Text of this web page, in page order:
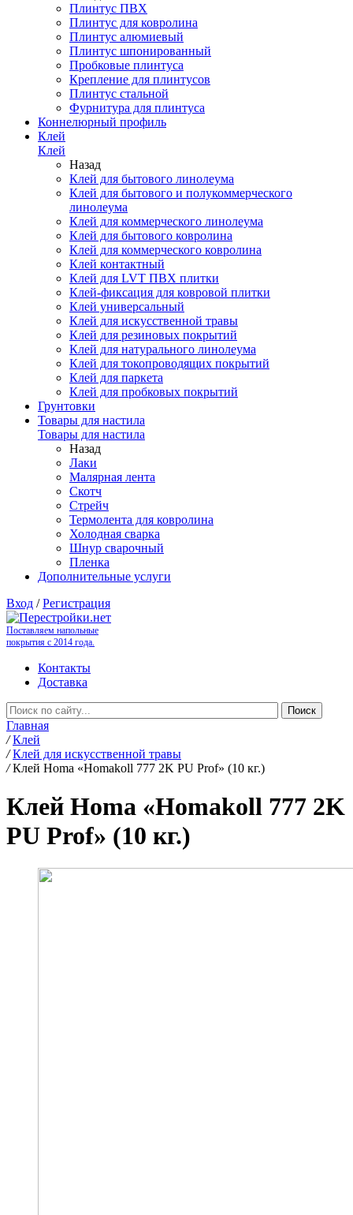
Плинтус ПВХ
Плинтус для ковролина
Плинтус алюмиевый
Плинтус шпонированный
Пробковые плинтуса
Крепление для плинтусов
Плинтус стальной
Фурнитура для плинтуса
Коннелюрный профиль
Клей
Клей
Назад
Клей для бытового линолеума
Клей для бытового и полукоммерческого
линолеума
Клей для коммерческого линолеума
Клей для бытового ковролина
Клей для коммерческого ковролина
Клей контактный
Клей для LVT ПВХ плитки
Клей-фиксация для ковровой плитки
Клей универсальный
Клей для искусственной травы
Клей для резиновых покрытий
Клей для натурального линолеума
Клей для токопроводящих покрытий
Клей для паркета
Клей для пробковых покрытий
Грунтовки
Товары для настила
Товары для настила
Назад
Лаки
Малярная лента
Скотч
Стрейч
Термолента для ковролина
Холодная сварка
Шнур сварочный
Пленка
Дополнительные услуги
Вход /Регистрация
Поставляем напольные
покрытия с 2014 года.
Контакты
Доставка
Главная
/ Клей
/ Клей для искусственной травы
/ Клей Homa «Homakoll 777 2K PU Prof» (10 кг.)
Клей Homa «Homakoll 777 2K
PU Prof» (10 кг.)